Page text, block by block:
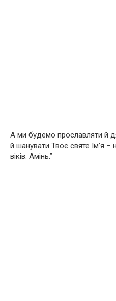
А ми будемо прославляти й
й шанувати Твоє святе Ім’я –
віків. Амінь.”